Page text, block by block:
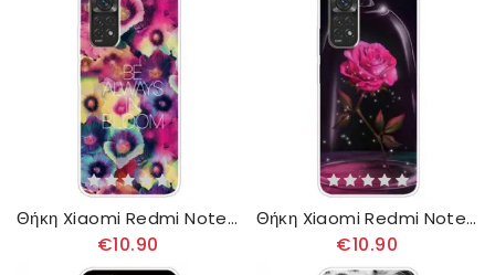
Θήκη Xiaomi Redmi Note 11 / 11S Να Είσαι Πάντα Ανθισμένος
€10.90
Θήκη Xiaomi Redmi Note 11 / 11S Μαγικό Ροζ
€10.90